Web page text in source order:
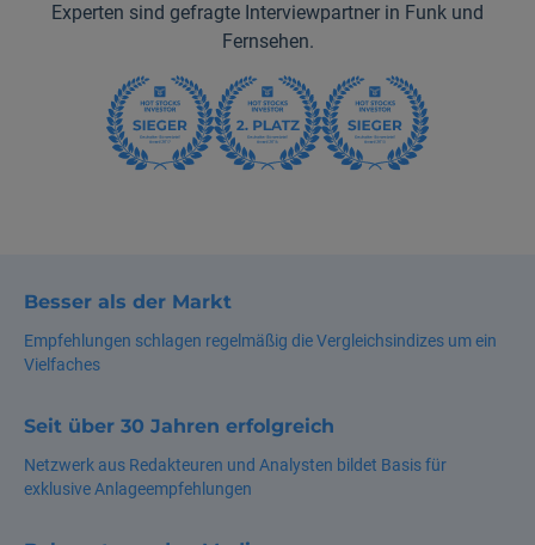
Experten sind gefragte Interviewpartner in Funk und
Fernsehen.
Besser als der Markt
Empfehlungen schlagen regelmäßig die Vergleichsindizes um ein
Vielfaches
Seit über 30 Jahren erfolgreich
Netzwerk aus Redakteuren und Analysten bildet Basis für
exklusive Anlageempfehlungen